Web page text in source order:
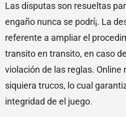
Las disputas son resueltas
engaño nunca se podrí¡. La
referente a ampliar el
transito en transito, en caso
violación de las reglas. Online
siquiera trucos, lo cual
integridad de el juego.